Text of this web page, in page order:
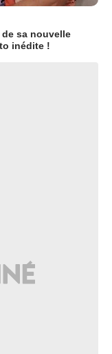
sa nouvelle
inédite !